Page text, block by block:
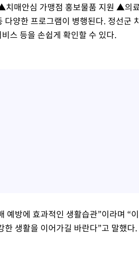
매안심 가맹점 홍보물품 지원 ▲의
다양한 프로그램이 병행된다. 정선군
스 등을 손쉽게 확인할 수 있다.
예방에 효과적인 생활습관”이라며 “
생활을 이어가길 바란다”고 말했다.